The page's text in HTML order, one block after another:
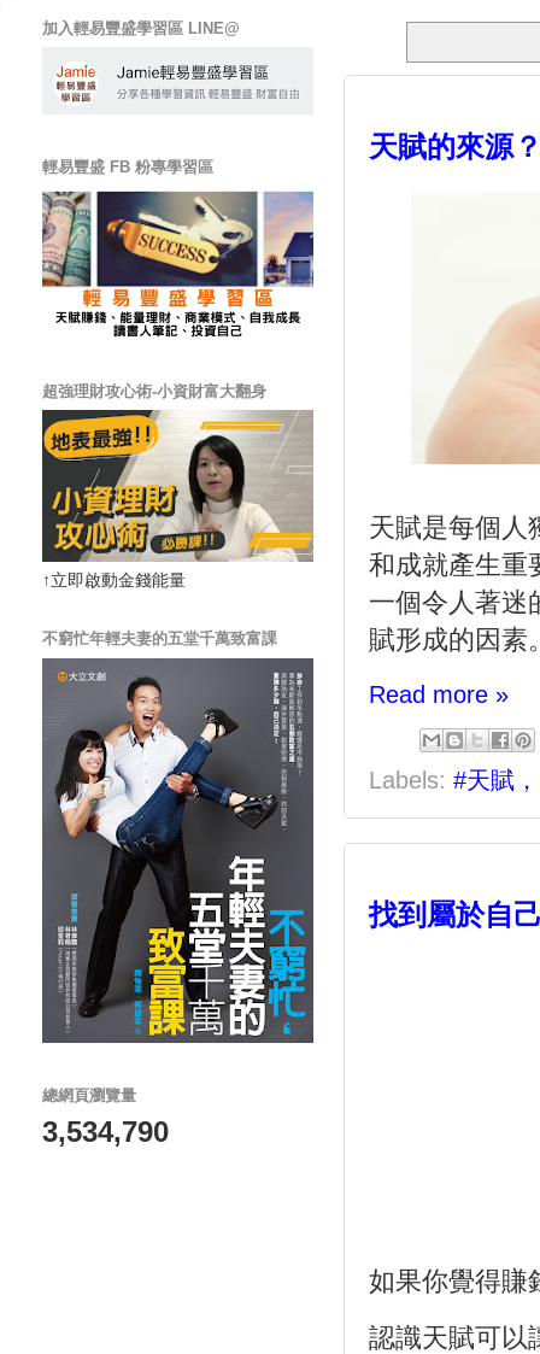
天賦的來源
天賦是每個人
和成就產生重
一個令人著迷
賦形成的因素
Read more »
Labels: #天賦
找到屬於自
如果你覺得賺
認識天賦可以
加入輕易豐盛學習區 LINE@
輕易豐盛 FB 粉專學習區
超強理財攻心術-小資財富大翻身
↑立即啟動金錢能量
不窮忙年輕夫妻的五堂千萬致富課
總網頁瀏覽量
3,534,790